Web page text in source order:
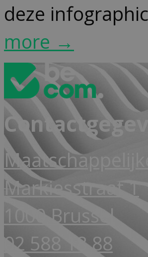
deze
more →
Markiesstraat 1
1000 Brussel
02 588 18 88